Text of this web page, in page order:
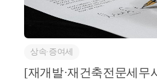
가 조정대상지역 공고 이전에
로 완공되어 양도시 거주요건
서면질의의 경우,「주택법」제
지역주택조합의 조합원의 지위
대상지역 지정 이전에 분양권
상속∙증여세
[재개발·재건축전문세무